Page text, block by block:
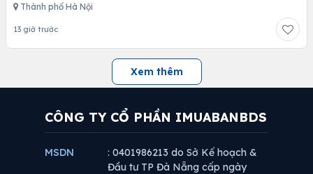
Thành phố Hà Nội
13 giờ trước
Xem thêm
CÔNG TY CỔ PHẦN IMUABANBDS
MSDN
: 0401986213 do Sở Kế hoạch &
Đầu tư TP Đà Nẵng cấp ngày